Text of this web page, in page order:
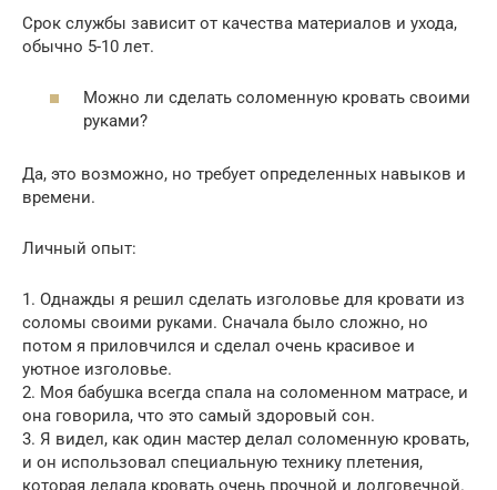
Срок службы зависит от качества материалов и ухода,
обычно 5-10 лет.
Можно ли сделать соломенную кровать своими
руками?
Да, это возможно, но требует определенных навыков и
времени.
Личный опыт:
1. Однажды я решил сделать изголовье для кровати из
соломы своими руками. Сначала было сложно, но
потом я приловчился и сделал очень красивое и
уютное изголовье.
2. Моя бабушка всегда спала на соломенном матрасе, и
она говорила, что это самый здоровый сон.
3. Я видел, как один мастер делал соломенную кровать,
и он использовал специальную технику плетения,
которая делала кровать очень прочной и долговечной.